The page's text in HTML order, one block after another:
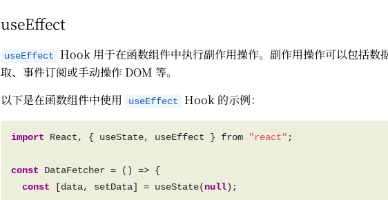
useEffect
useEffect
Hook 用于在函数组件中执行副作用操作。副作用操作可以包括数
取、事件订阅或手动操作 DOM 等。
以下是在函数组件中使用
useEffect Hook 的示例：
import React, { useState, useEffect } from "react"
const
const [data, setData] = useState(null